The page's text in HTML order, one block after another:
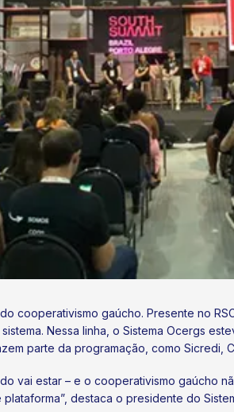
cooperativismo gaúcho. Presente no
Nessa linha, o Sistema Ocergs
parte da programação, como Sicredi,
vai estar – e o cooperativismo
destaca o presidente do